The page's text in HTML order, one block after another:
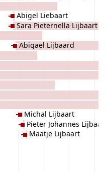
Abigel Liebaart
Sara Pieternella Lijbaart
Abigael Lijbaard
Michal Lijbaart
Pieter Johannes
Maatje Lijbaart